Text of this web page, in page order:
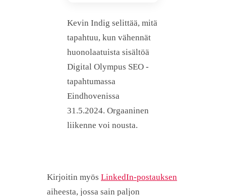
Kevin Indig selittää, mitä
tapahtuu, kun vähennät
huonolaatuista sisältöä
Digital Olympus SEO -
tapahtumassa
Eindhovenissa
31.5.2024. Orgaaninen
liikenne voi nousta.
Kirjoitin myös LinkedIn-postauksen
aiheesta, jossa sain paljon